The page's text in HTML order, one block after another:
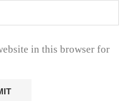
in this browser for